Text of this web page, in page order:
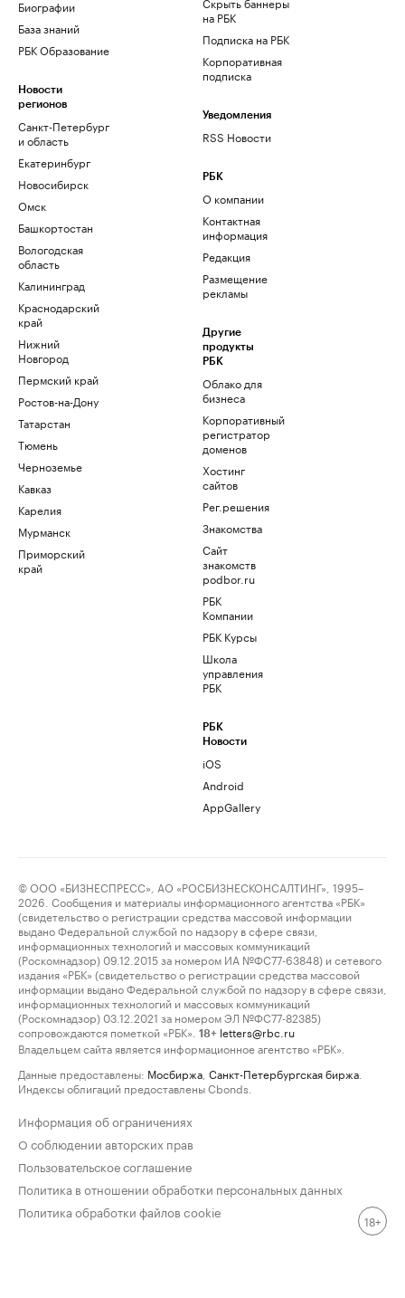
Биографии
База знаний
РБК Образование
Новости
регионов
Санкт-Петербург
и область
Екатеринбург
Новосибирск
Омск
Башкортостан
Вологодская
область
Калининград
Краснодарский
край
Нижний
Новгород
Пермский край
Ростов-на-Дону
Татарстан
Тюмень
Черноземье
Кавказ
Карелия
Мурманск
Приморский
край
на РБК
Подписка на РБК
Корпоративная
подписка
Уведомления
RSS Новости
РБК
О компании
Контактная
информация
Редакция
Размещение
рекламы
Другие
продукты
РБК
Облако для
бизнеса
Корпоративный
регистратор
доменов
Хостинг
сайтов
Рег.решения
Знакомства
Сайт
знакомств
podbor.ru
РБК
Компании
РБК Курсы
Школа
управления
РБК
РБК
Новости
iOS
Android
AppGallery
© ООО «БИЗНЕСПРЕСС», АО «РОСБИЗНЕСКОНСАЛТИНГ», 1995–
2026. Сообщения и материалы информационного агентства «РБК»
(свидетельство о регистрации средства массовой информации
выдано Федеральной службой по надзору в сфере связи,
информационных технологий и массовых коммуникаций
(Роскомнадзор) 09.12.2015 за номером ИА №ФС77-63848) и сетевого
издания «РБК» (свидетельство о регистрации средства массовой
информации выдано Федеральной службой по надзору в сфере связи,
информационных технологий и массовых коммуникаций
(Роскомнадзор) 03.12.2021 за номером ЭЛ №ФС77-82385)
сопровождаются пометкой «РБК».
18+ letters@rbc.ru
Владельцем сайта является информационное агентство «РБК».
Данные предоставлены: Мосбиржа Санкт-Петербургская биржа
Индексы облигаций предоставлены Cbonds.
Информация об ограничениях
О соблюдении авторских прав
Пользовательское соглашение
Политика в отношении обработки персональных данных
Политика обработки файлов cookie
18+